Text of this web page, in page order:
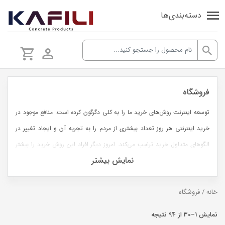
دسته‌بندی‌ها
فروشگاه
توسعه اینترنت روش‌های خرید ما را به کلی دگرگون کرده است. منافع موجود در
خرید اینترنتی هر روز تعداد بیشتری از مردم را به تجربه آن و ایجاد تغییر در
الگوهای متداول خرید ترغیب می‏‌کند. امروز دیگر افراد این روش خرید را بیشتر
منطبق بر شرایط زندگی مدرن می‏‏‏‌بینند. ویژگی‏‏‏‌ها و طبیعت خرید اینترنتی با
روحیات و نیازهای رو به رشد ما هماهنگ‏‏‌تر شده است. همه سخت در حال تلاش
برای پیشرفت‏‏‌های شخصی و جمعی خود هستیم.
نمایش بیشتر
خانه/ فروشگاه
نمایش 1–30 از 94 نتیجه